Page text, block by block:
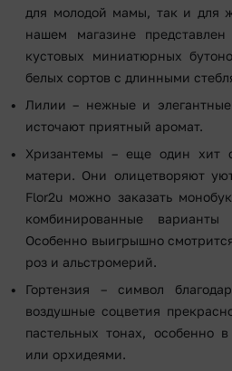
для молодой мамы, так и для
нашем магазине
кустовых миниатюрных
белых сортов с длинными
Лилии – нежные и
источают приятный аромат.
Хризантемы – еще один хит
матери. Они олицетворяют
Flor2u можно заказать
комбинированные
Особенно выигрышно
роз и альстромерий.
Гортензия – символ
воздушные соцветия
пастельных тонах, особенно
или орхидеями.